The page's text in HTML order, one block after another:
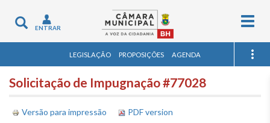
Toggle
navigation
ENTRAR
LEGISLAÇÃO PROPOSIÇÕES AGENDA
Solicitação de Impugnação #77028
Versão para impressão PDF version